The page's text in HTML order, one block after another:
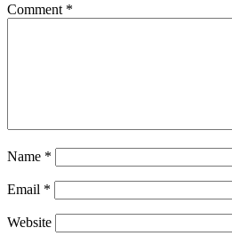
Comment *
Name *
Email *
Website